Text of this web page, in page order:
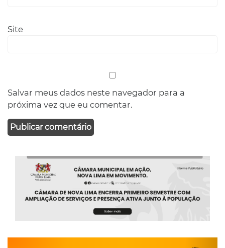
Site
Salvar meus dados neste navegador para a
próxima vez que eu comentar.